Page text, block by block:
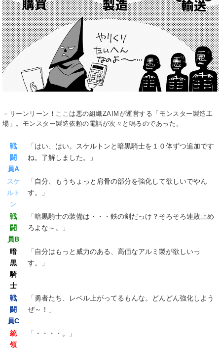
－リーンリーン！ここは悪の組織ZAIMが運営する「モンスター製造工
場」。モンスター製造依頼の電話が次々と鳴るのであった。
戦
闘
員A
「はい、はい。スケルトンと暗黒騎士を１０体ずつ追加です
ね。了解しました。」
スケ
ルト
ン
「自分、もうちょっと肩骨の部分を強化して欲しいでやん
す。」
戦
闘
員B
「暗黒騎士の装備は・・・鉄の剣だっけ？そろそろ連敗止め
ろよな～。」
暗
黒
騎
士
「自分はもっと威力のある、高価なアルミ製が欲しいっ
す。」
戦
闘
員C
「勇者たち、レベル上がってるもんな。どんどん強化しよう
ぜ～！」
統
領
「・・・・。」